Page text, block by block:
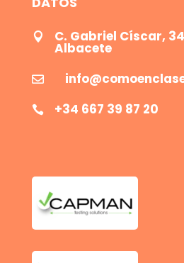
 C. Gabriel Císcar,
Albacete

 +34 667 39 87 20